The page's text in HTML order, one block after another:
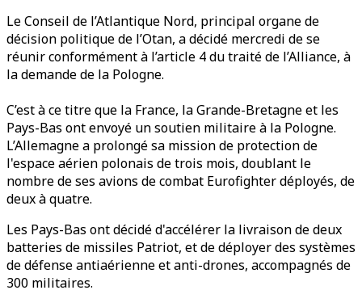
Le Conseil de l’Atlantique Nord, principal organe de
décision politique de l’Otan, a décidé mercredi de se
réunir conformément à l’article 4 du traité de l’Alliance, à
la demande de la Pologne.
C’est à ce titre que la France, la Grande-Bretagne et les
Pays-Bas ont envoyé un soutien militaire à la Pologne.
L’Allemagne a prolongé sa mission de protection de
l'espace aérien polonais de trois mois, doublant le
nombre de ses avions de combat Eurofighter déployés, de
deux à quatre.
Les Pays-Bas ont décidé d'accélérer la livraison de deux
batteries de missiles Patriot, et de déployer des systèmes
de défense antiaérienne et anti-drones, accompagnés de
300 militaires.